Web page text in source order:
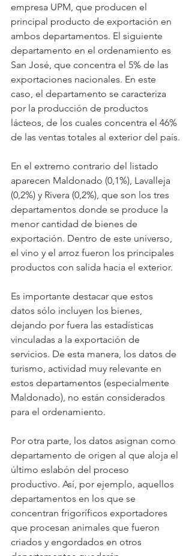
empresa UPM, que producen el
principal producto de exportación en
ambos departamentos. El siguiente
departamento en el ordenamiento es
San José, que concentra el 5% de las
exportaciones nacionales. En este
caso, el departamento se caracteriza
por la producción de productos
lácteos, de los cuales concentra el 46%
de las ventas totales al exterior del país.
En el extremo contrario del listado
aparecen Maldonado (0,1%), Lavalleja
(0,2%) y Rivera (0,2%), que son los tres
departamentos donde se produce la
menor cantidad de bienes de
exportación. Dentro de este universo,
el vino y el arroz fueron los principales
productos con salida hacia el exterior.
Es importante destacar que estos
datos sólo incluyen los bienes,
dejando por fuera las estadísticas
vinculadas a la exportación de
servicios. De esta manera, los datos de
turismo, actividad muy relevante en
estos departamentos (especialmente
Maldonado), no están considerados
para el ordenamiento.
Por otra parte, los datos asignan como
departamento de origen al que aloja el
último eslabón del proceso
productivo. Así, por ejemplo, aquellos
departamentos en los que se
concentran frigoríficos exportadores
que procesan animales que fueron
criados y engordados en otros